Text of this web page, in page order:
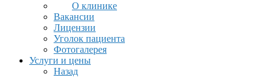
О клинике
Вакансии
Лицензии
Уголок пациента
Фотогалерея
Услуги и цены
Назад